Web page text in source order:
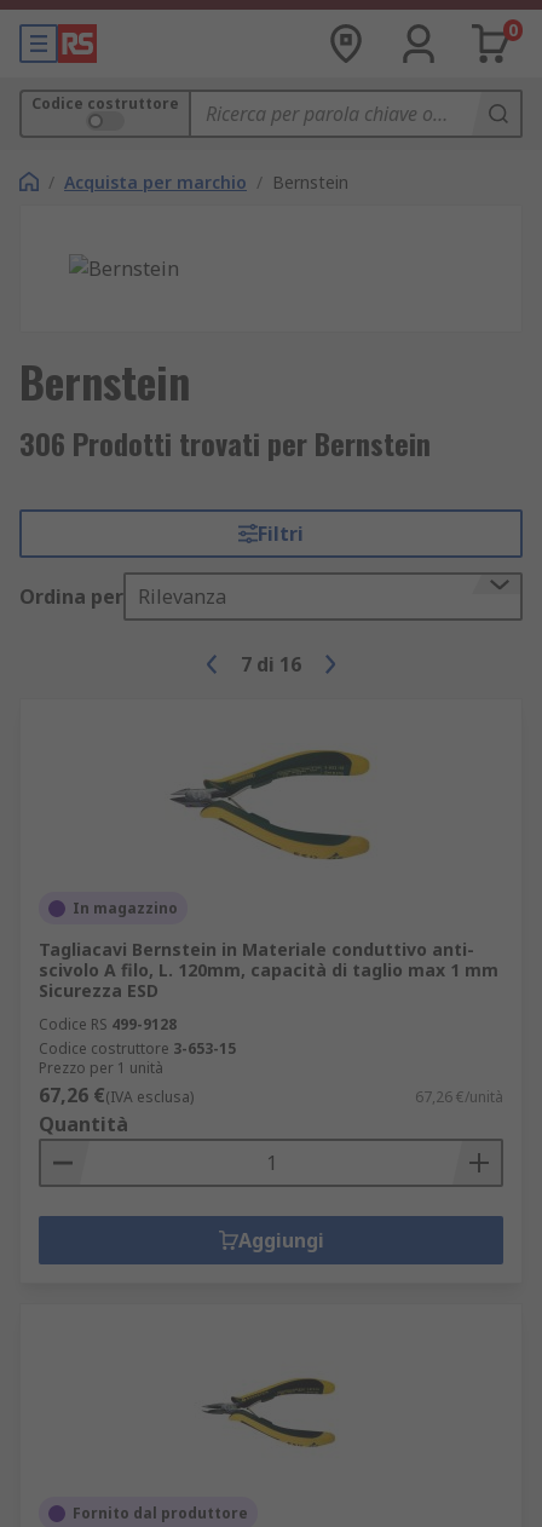
0
Codice costruttore
/ Acquista per marchio / Bernstein
Bernstein
306 Prodotti trovati per Bernstein
Filtri
Ordina per Rilevanza
7 di 16
In magazzino
Tagliacavi Bernstein in Materiale conduttivo anti-
scivolo A filo, L. 120mm, capacità di taglio max 1 mm
Sicurezza ESD
Codice RS 499-9128
Codice costruttore 3-653-15
Prezzo per 1 unità
67,26 €(IVA esclusa) 67,26 €/unità
Quantità
Aggiungi
Fornito dal produttore